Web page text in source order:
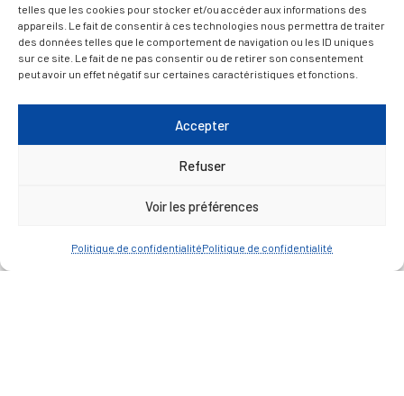
telles que les cookies pour stocker et/ou accéder aux informations des
appareils. Le fait de consentir à ces technologies nous permettra de traiter
des données telles que le comportement de navigation ou les ID uniques
sur ce site. Le fait de ne pas consentir ou de retirer son consentement
peut avoir un effet négatif sur certaines caractéristiques et fonctions.
Accepter
Refuser
Voir les préférences
Politique de confidentialitéPolitique de confidentialité